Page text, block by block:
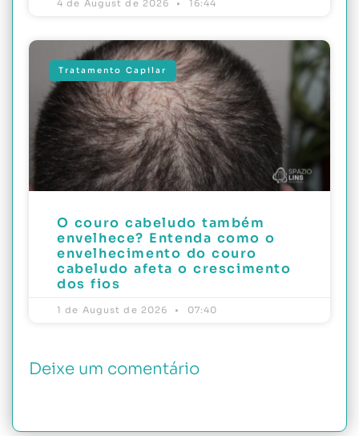
4 de August de 2026 16:44
Tratamento Capilar
O couro cabeludo também
envelhece? Entenda como o
envelhecimento do couro
cabeludo afeta o crescimento
dos fios
1 de August de 2026 07:40
Deixe um comentário